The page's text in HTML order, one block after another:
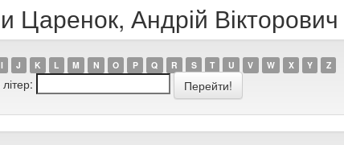
Царенок, Андрій Вікторович
I J K L M N O P Q R S T U V W X Y Z